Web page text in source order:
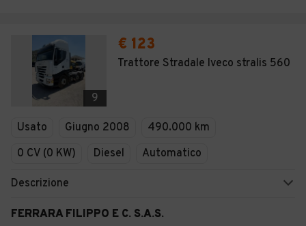
9
€ 123
Trattore Stradale Iveco stralis 560
Usato Giugno 2008
490.000 km
0 CV (0 KW)
Diesel Automatico
Descrizione
FERRARA FILIPPO E C. S.A.S.